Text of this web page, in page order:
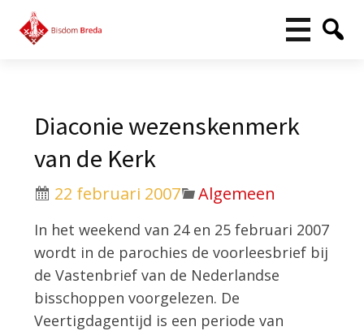
Diaconie wezenskenmerk
van de Kerk
22 februari 2007 Algemeen
In het weekend van 24 en 25 februari 2007
wordt in de parochies de voorleesbrief bij
de Vastenbrief van de Nederlandse
bisschoppen voorgelezen. De
Veertigdagentijd is een periode van